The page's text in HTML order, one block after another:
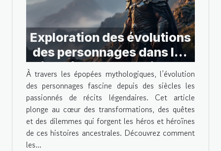
Exploration des évolutions
des personnages dans les
épopées mythologiques
À travers les épopées mythologiques, l’évolution
des personnages fascine depuis des siècles les
passionnés de récits légendaires. Cet article
plonge au cœur des transformations, des quêtes
et des dilemmes qui forgent les héros et héroïnes
de ces histoires ancestrales. Découvrez comment
les...